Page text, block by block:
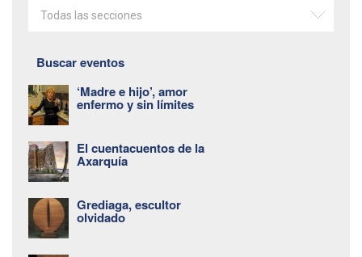
Todas las secciones
Buscar eventos
‘Madre e hijo’, amor
enfermo y sin límites
El cuentacuentos de la
Axarquía
Grediaga, escultor
olvidado